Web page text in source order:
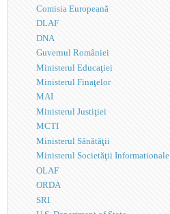
Comisia Europeană
DLAF
DNA
Guvernul României
Ministerul Educaţiei
Ministerul Finaţelor
MAI
Ministerul Justiţiei
MCTI
Ministerul Sănătăţii
Ministerul Societăţii Informationale
OLAF
ORDA
SRI